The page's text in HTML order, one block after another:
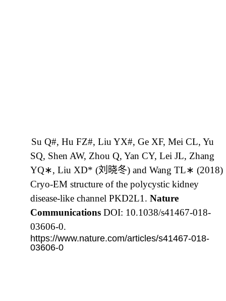
Su Q#, Hu FZ#, Liu YX#, Ge XF, Mei CL, Yu
SQ, Shen AW, Zhou Q, Yan CY, Lei JL, Zhang
YQ∗, Liu XD* (刘晓冬) and Wang TL∗ (2018)
Cryo-EM structure of the polycystic kidney
disease-like channel PKD2L1. Nature
CommunicationsDOI: 10.1038/s41467-018-
03606-0.
https://www.nature.com/articles/s41467-018-
03606-0